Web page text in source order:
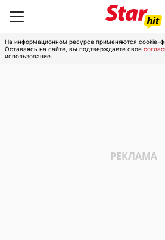
На информационном ресурсе применяются cookie-
Оставаясь на сайте, вы подтверждаете свое
использование.